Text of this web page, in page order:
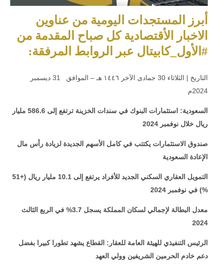
أبرز المستجدات اليومية من عناوين
الاخبار الأقتصادية كل صباح المقدمة من
#الأول_كابيتال عبر الروابط المرفقة:
التاريخ | الثلاثاء 30 جمادى الآخر ١٤٤٦ هـ – الموافق 31 ديسمبر
2024م
السعودية: استثمارات البنوك في سندات الخزينة ترتفع إلى 586.6 مليار
ريال خلال نوفمبر 2024
صندوق الاستثمارات يكتتب في كامل الأسهم الجديدة لزيادة رأس مال
الإعادة السعودية
التمويل العقاري السكني الجديد للأفراد يرتفع إلى 10.1 مليار ريال (+51
%) في نوفمبر 2024
معدل البطالة لإجمالي لسكان المملكة يسجل 3.7% في الربع الثالث
2024
الرئيس التنفيذي للهيئة العامة للعقار: القطاع يشهد تطورا كبيرا بفضل
دعم خادم الحرمين الشريفين وولي العهد